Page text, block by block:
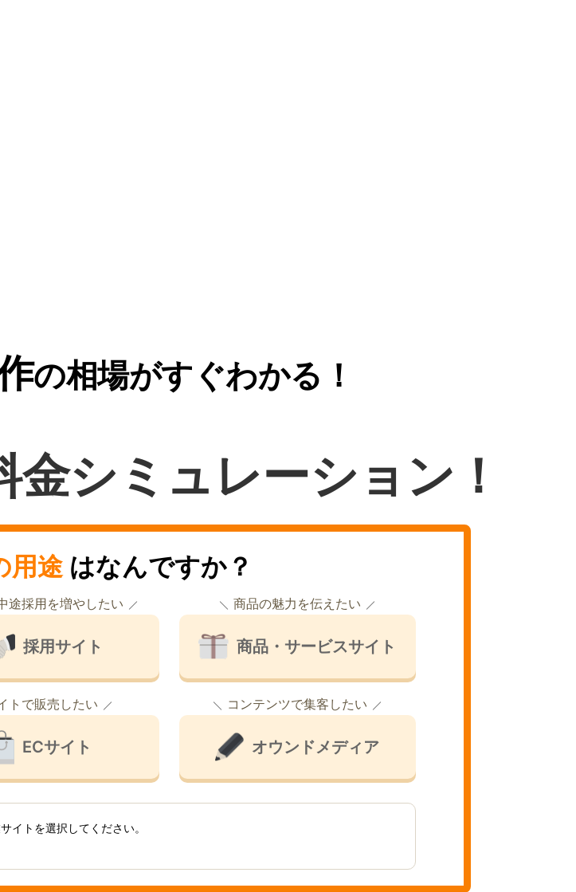
の相場がすぐわかる！
金シミュレーション！
用途はなんですか？
途採用を増やしたい
採用サイト
商品の魅力を伝えたい
商品・サービスサイト
トで販売したい
ECサイト
コンテンツで集客したい
オウンドメディア
イトを選択してください。